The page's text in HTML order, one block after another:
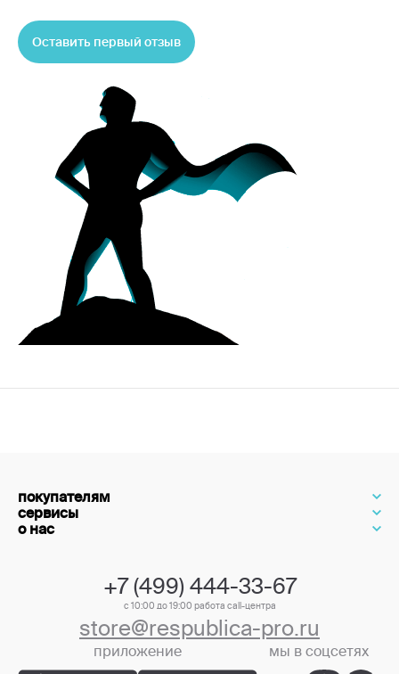
Оставить первый отзыв
покупателям
сервисы
о нас
+7 (499) 444-33-67
с 10:00 до 19:00 работа call-центра
store@respublica-pro.ru
приложение мы в соцсетях